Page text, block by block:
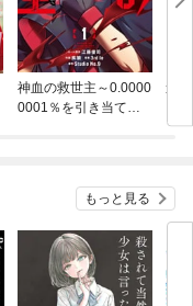
神血の救世主～0.0000
0001％を引き当て最
違
もっと見る